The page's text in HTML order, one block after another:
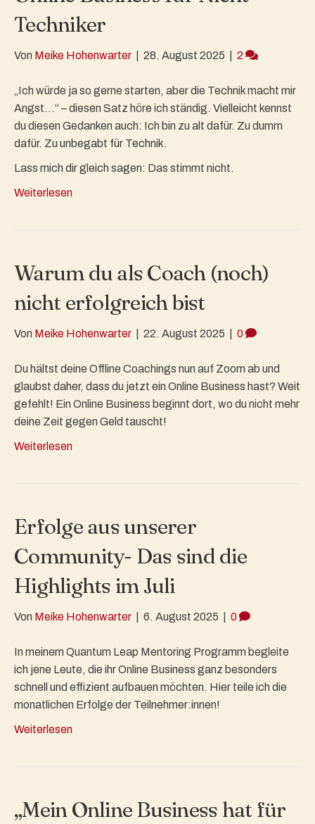
Techniker
Von Meike Hohenwarter 28. August 2025 2
„Ich würde ja so gerne starten, aber die Technik macht mir
Angst…“ – diesen Satz höre ich ständig. Vielleicht kennst
du diesen Gedanken auch: Ich bin zu alt dafür. Zu dumm
dafür. Zu unbegabt für Technik.
Lass mich dir gleich sagen: Das stimmt nicht.
Weiterlesen
Warum du als Coach (noch)
nicht erfolgreich bist
Von Meike Hohenwarter 22. August 2025 0
Du hältst deine Offline Coachings nun auf Zoom ab und
glaubst daher, dass du jetzt ein Online Business hast? Weit
gefehlt! Ein Online Business beginnt dort, wo du nicht mehr
deine Zeit gegen Geld tauscht!
Weiterlesen
Erfolge aus unserer
Community- Das sind die
Highlights im Juli
Von Meike Hohenwarter 6. August 2025 0
In meinem Quantum Leap Mentoring Programm begleite
ich jene Leute, die ihr Online Business ganz besonders
schnell und effizient aufbauen möchten. Hier teile ich die
monatlichen Erfolge der Teilnehmer:innen!
Weiterlesen
„Mein Online Business hat für